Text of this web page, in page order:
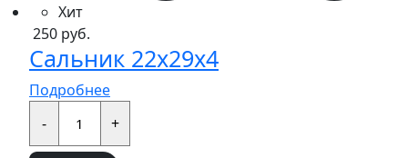
Хит
250 руб.
Сальник 22x29x4
Подробнее
-
Сальник
22x29x4+